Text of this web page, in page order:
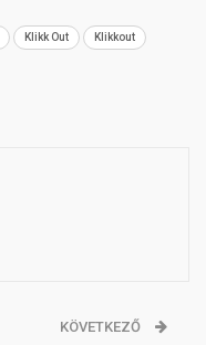
Klikk Out Klikkout
KÖVETKEZŐ